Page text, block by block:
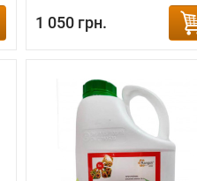
1 050 грн.